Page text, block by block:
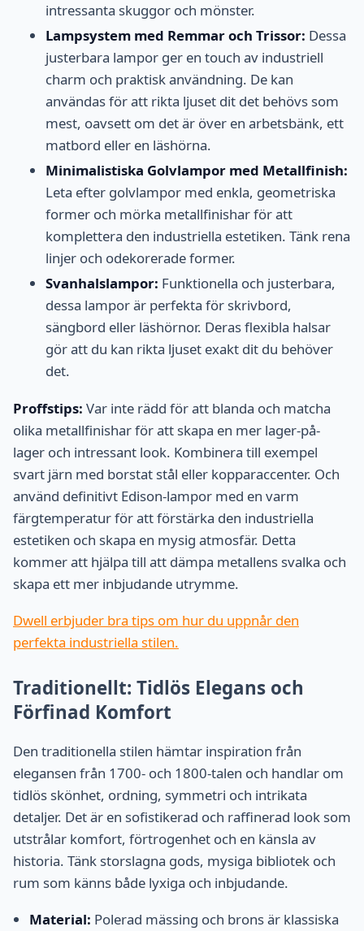
intressanta skuggor och mönster.
Lampsystem med Remmar och Trissor: Dessa
justerbara lampor ger en touch av industriell
charm och praktisk användning. De kan
användas för att rikta ljuset dit det behövs som
mest, oavsett om det är över en arbetsbänk, ett
matbord eller en läshörna.
Minimalistiska Golvlampor med Metallfinish:
Leta efter golvlampor med enkla, geometriska
former och mörka metallfinishar för att
komplettera den industriella estetiken. Tänk rena
linjer och odekorerade former.
Svanhalslampor: Funktionella och justerbara,
dessa lampor är perfekta för skrivbord,
sängbord eller läshörnor. Deras flexibla halsar
gör att du kan rikta ljuset exakt dit du behöver
det.
Proffstips: Var inte rädd för att blanda och matcha
olika metallfinishar för att skapa en mer lager-på-
lager och intressant look. Kombinera till exempel
svart järn med borstat stål eller kopparaccenter. Och
använd definitivt Edison-lampor med en varm
färgtemperatur för att förstärka den industriella
estetiken och skapa en mysig atmosfär. Detta
kommer att hjälpa till att dämpa metallens svalka och
skapa ett mer inbjudande utrymme.
Dwell erbjuder bra tips om hur du uppnår den
perfekta industriella stilen.
Traditionellt: Tidlös Elegans och
Förfinad Komfort
Den traditionella stilen hämtar inspiration från
elegansen från 1700- och 1800-talen och handlar om
tidlös skönhet, ordning, symmetri och intrikata
detaljer. Det är en sofistikerad och raffinerad look som
utstrålar komfort, förtrogenhet och en känsla av
historia. Tänk storslagna gods, mysiga bibliotek och
rum som känns både lyxiga och inbjudande.
Material: Polerad mässing och brons är klassiska